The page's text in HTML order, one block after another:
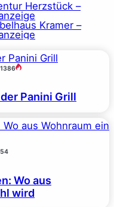
1386
Panini Grill
54
Wo aus
wird